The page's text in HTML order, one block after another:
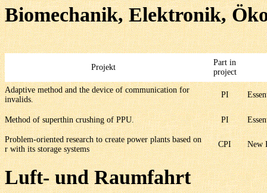
Biomechanik, Elektronik,
Projekt
Part in
project
Adaptive method and the device of communication for
invalids.
PI
Method of superthin crushing of PPU. PI
Problem-oriented research to create power plants based on
r with its storage systems
CPI New
Luft- und Raumfahrt